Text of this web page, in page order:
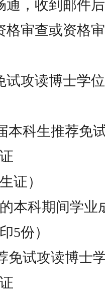
通，收到邮件
格审查或资格
试攻读博士学
本科生推荐免
证）
本科期间学业
5份）
免试攻读博士